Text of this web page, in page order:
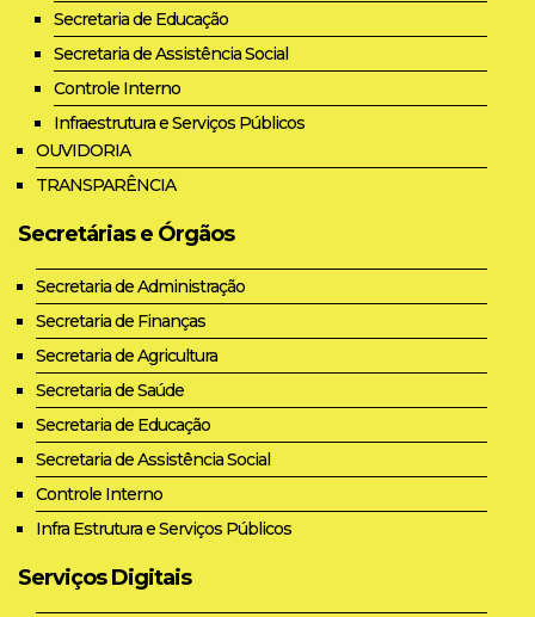
Secretaria de Educação
Secretaria de Assistência Social
Controle Interno
Infraestrutura e Serviços Públicos
OUVIDORIA
TRANSPARÊNCIA
Secretárias e Órgãos
Secretaria de Administração
Secretaria de Finanças
Secretaria de Agricultura
Secretaria de Saúde
Secretaria de Educação
Secretaria de Assistência Social
Controle Interno
Infra Estrutura e Serviços Públicos
Serviços Digitais